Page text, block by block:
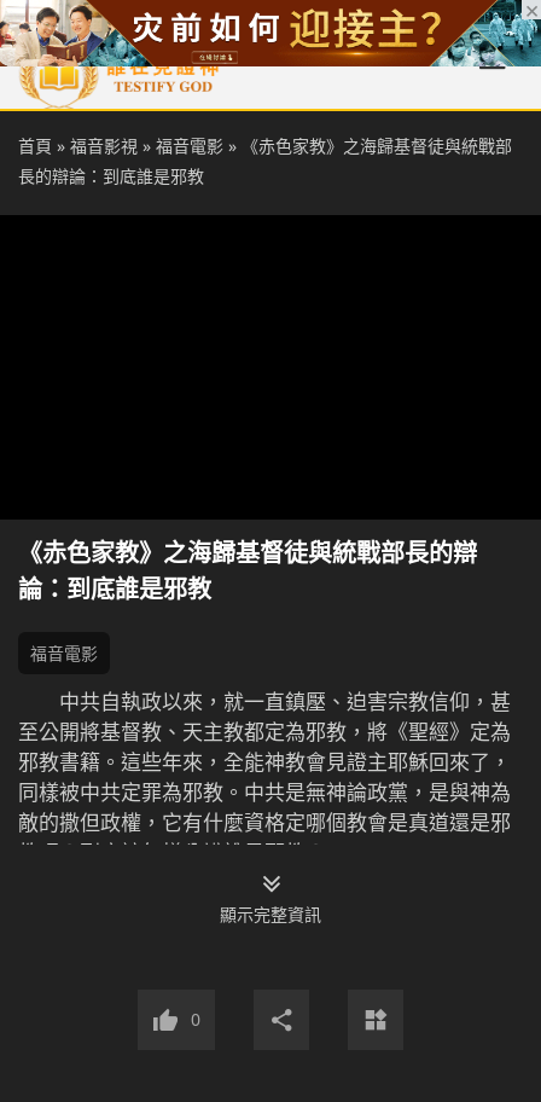
首頁 每日靈糧 天國福音 基督徒見證 信仰解答 聖經
首頁 » 福音影視 » 福音電影 » 《赤色家教》之海歸基督徒與統戰部
長的辯論：到底誰是邪教
《赤色家教》之海歸基督徒與統戰部長的辯
論：到底誰是邪教
福音電影
中共自執政以來，就一直鎮壓、迫害宗教信仰，甚
至公開將基督教、天主教都定為邪教，將《聖經》定為
邪教書籍。這些年來，全能神教會見證主耶穌回來了，
同樣被中共定罪為邪教。中共是無神論政黨，是與神為
敵的撒但政權，它有什麼資格定哪個教會是真道還是邪
教呢？到底該怎樣分辨誰是邪教？
顯示完整資訊
0